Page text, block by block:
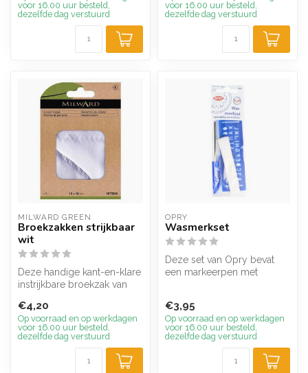
voor 16.00 uur besteld,
dezelfde dag verstuurd
voor 16.00 uur besteld,
dezelfde dag verstuurd
MILWARD GREEN
Broekzakken strijkbaar
wit
Deze handige kant-en-klare
instrijkbare broekzak van
€4,20
Op voorraad en op werkdagen
voor 16.00 uur besteld,
dezelfde dag verstuurd
OPRY
Wasmerkset
Deze set van Opry bevat
een markeerpen met
€3,95
Op voorraad en op werkdagen
voor 16.00 uur besteld,
dezelfde dag verstuurd